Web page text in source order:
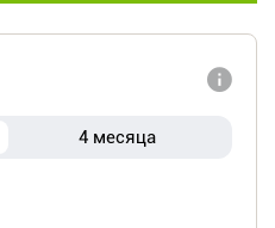
4 месяца